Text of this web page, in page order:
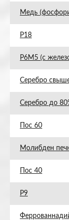
Медь
Р18
Р6М5 (с
Серебро
Серебро до
Пос 60
Молибден
Пос 40
Р9